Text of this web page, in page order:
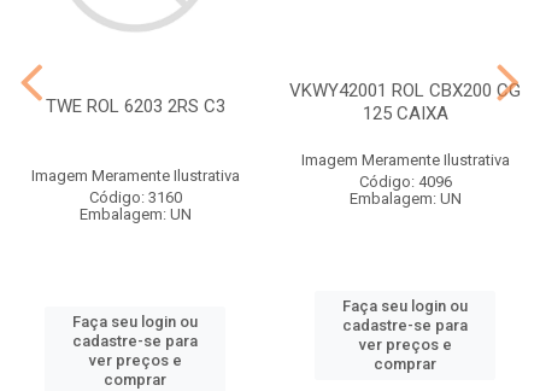
TWE ROL 6203 2RS C3
Imagem Meramente Ilustrativa
Código: 3160
Embalagem: UN
Faça seu login ou
cadastre-se para
ver preços e
comprar
VKWY42001 ROL CBX200 CG
125 CAIXA
Imagem Meramente Ilustrativa
Código: 4096
Embalagem: UN
Faça seu login ou
cadastre-se para
ver preços e
comprar